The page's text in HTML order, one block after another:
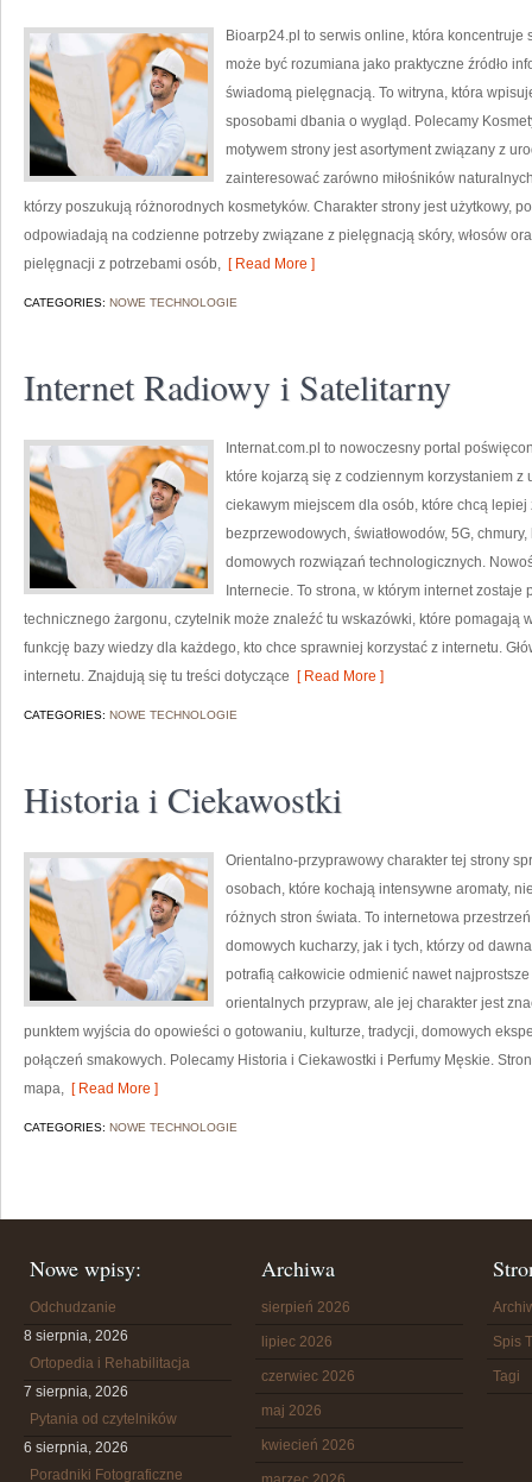
Bioarp24.pl to serwis online, która koncentruje
może być rozumiana jako praktyczne źródło
świadomą pielęgnacją. To witryna, która
sposobami dbania o wygląd. Polecamy
motywem strony jest asortyment związany z
zainteresować zarówno miłośników
którzy poszukują różnorodnych kosmetyków. Charakter strony jest użytkowy,
odpowiadają na codzienne potrzeby związane z pielęgnacją skóry, włosów
pielęgnacji z potrzebami osób, [ Read More ]
CATEGORIES: NOWE TECHNOLOGIE
Internet Radiowy i Satelitarny
Internat.com.pl to nowoczesny portal
które kojarzą się z codziennym korzystaniem
ciekawym miejscem dla osób, które chcą
bezprzewodowych, światłowodów, 5G,
domowych rozwiązań technologicznych.
Internecie. To strona, w którym internet zostaje
technicznego żargonu, czytelnik może znaleźć tu wskazówki, które pomagają
funkcję bazy wiedzy dla każdego, kto chce sprawniej korzystać z internetu.
internetu. Znajdują się tu treści dotyczące [ Read More ]
CATEGORIES: NOWE TECHNOLOGIE
Historia i Ciekawostki
Orientalno-przyprawowy charakter tej strony
osobach, które kochają intensywne aromaty,
różnych stron świata. To internetowa
domowych kucharzy, jak i tych, którzy od
potrafią całkowicie odmienić nawet
orientalnych przypraw, ale jej charakter jest
punktem wyjścia do opowieści o gotowaniu, kulturze, tradycji, domowych
połączeń smakowych. Polecamy Historia i Ciekawostki i Perfumy Męskie.
mapa, [ Read More ]
CATEGORIES: NOWE TECHNOLOGIE
Nowe wpisy:
Odchudzanie
8 sierpnia, 2026
Ortopedia i Rehabilitacja
7 sierpnia, 2026
Pytania od czytelników
6 sierpnia, 2026
Poradniki Fotograficzne
Archiwa
sierpień 2026
lipiec 2026
czerwiec 2026
maj 2026
kwiecień 2026
Spis
Tagi